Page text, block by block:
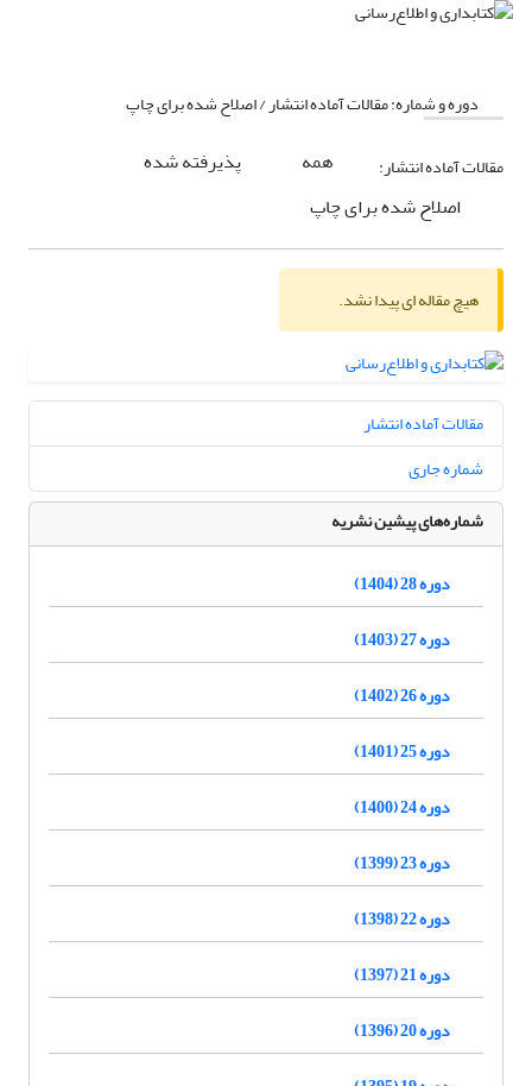
دوره و شماره:مقالات آماده انتشار / اصلاح شده برای چاپ
مقالات آماده انتشار:
همه
پذیرفته شده
اصلاح شده برای چاپ
هیچ مقاله ای پیدا نشد.
مقالات آماده انتشار
شماره جاری
شماره‌های پیشین نشریه
دوره 28 (1404)
دوره 27 (1403)
دوره 26 (1402)
دوره 25 (1401)
دوره 24 (1400)
دوره 23 (1399)
دوره 22 (1398)
دوره 21 (1397)
دوره 20 (1396)